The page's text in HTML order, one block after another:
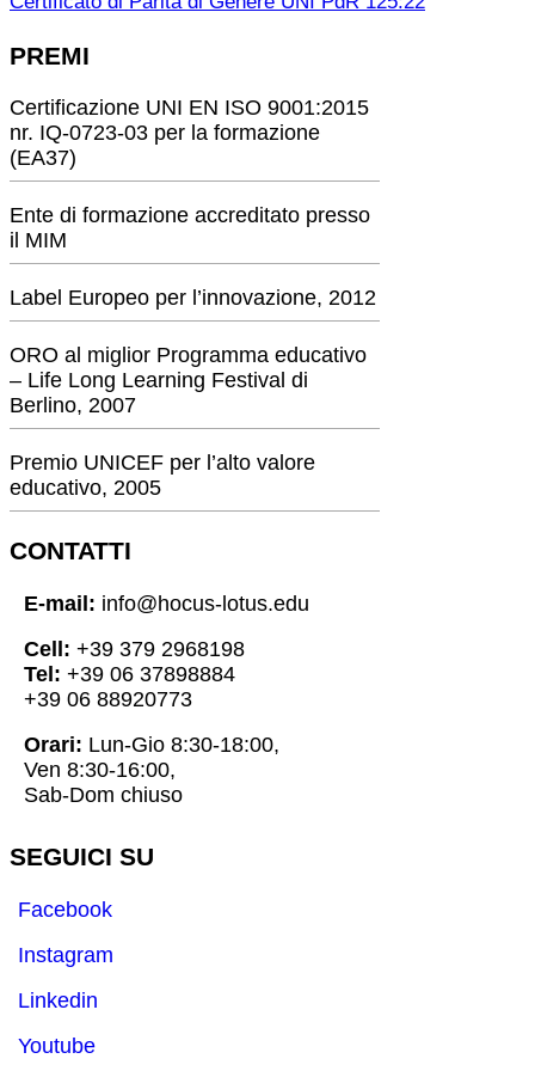
PREMI
Certificazione UNI EN ISO 9001:2015
nr. IQ-0723-03 per la formazione
(EA37)
Ente di formazione accreditato presso
il MIM
Label Europeo per l’innovazione, 2012
ORO al miglior Programma educativo
– Life Long Learning Festival di
Berlino, 2007
Premio UNICEF per l’alto valore
educativo, 2005
CONTATTI
E-mail: info@hocus-lotus.edu
Cell: +39 379 2968198
Tel: +39 06 37898884
+39 06 88920773
Orari: Lun-Gio 8:30-18:00,
Ven 8:30-16:00,
Sab-Dom chiuso
SEGUICI SU
Facebook
Instagram
Linkedin
Youtube